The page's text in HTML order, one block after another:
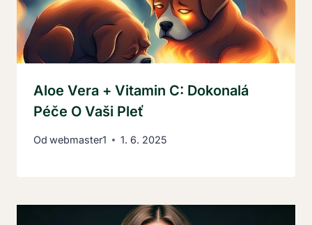
Aloe Vera + Vitamin C: Dokonalá
Péče O Vaši Pleť
Od webmaster1 1. 6. 2025